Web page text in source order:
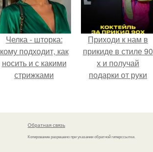
Челка - шторка:
кому подходит, как
носить и с какими
стрижками
Приходи к нам в
прикиде в стиле 90
х и получай
подарки от руки
Обратная связь
Копирование разрешено при указании обратной гиперссылки.